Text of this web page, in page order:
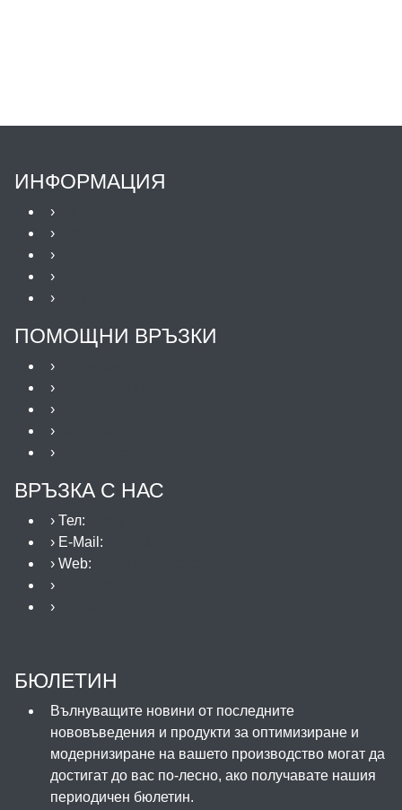
ИНФОРМАЦИЯ
›
›
›
›
›
ПОМОЩНИ ВРЪЗКИ
›
›
›
›
›
ВРЪЗКА С НАС
› Тел:
› E-Mail:
› Web:
›
›
БЮЛЕТИН
Вълнуващите новини от последните
нововъведения и продукти за оптимизиране и
модернизиране на вашето производство могат да
достигат до вас по-лесно, ако получавате нашия
периодичен бюлетин.